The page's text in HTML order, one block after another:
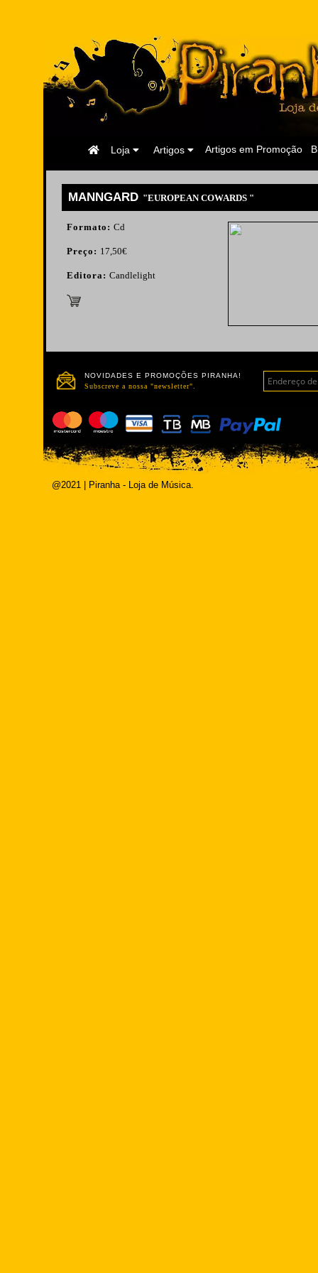
Artigos em Promoção
Artigos
Loja
Página
MANNGARD "EUROPEAN COWARDS "
Formato: Cd
Preço: 17,50€
Editora: Candlelight
NOVIDADES E PROMOÇÕES PIRANHA!
Subscreve a nossa "newsletter".
@2021 | Piranha - Loja de Música.